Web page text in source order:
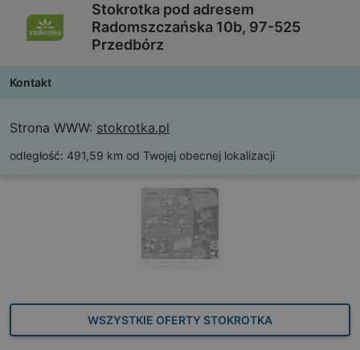
Stokrotka pod adresem
Radomszczańska 10b, 97-525
Przedbórz
Kontakt
Strona WWW: stokrotka.pl
odległość: 491,59 km od Twojej obecnej lokalizacji
WSZYSTKIE OFERTY STOKROTKA